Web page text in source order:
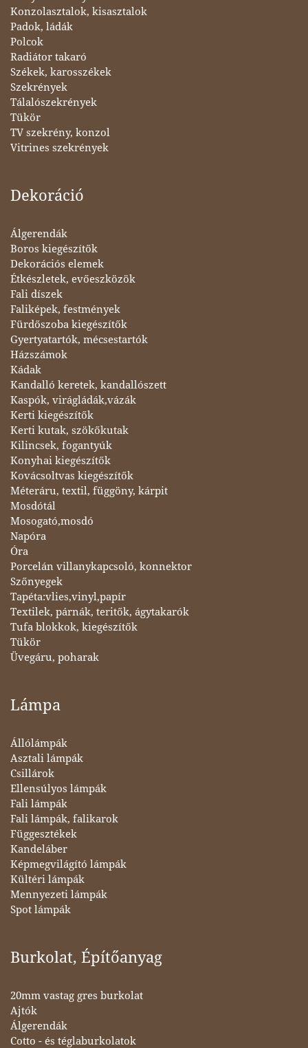
Konzolasztalok, kisasztalok
Padok, ládák
Polcok
Radiátor takaró
Székek, karosszékek
Szekrények
Tálalószekrények
Tükör
TV szekrény, konzol
Vitrines szekrények
Dekoráció
Álgerendák
Boros kiegészítők
Dekorációs elemek
Étkészletek, evőeszközök
Fali díszek
Faliképek, festmények
Fürdőszoba kiegészítők
Gyertyatartók, mécsestartók
Házszámok
Kádak
Kandalló keretek, kandallószett
Kaspók, virágládák,vázák
Kerti kiegészítők
Kerti kutak, szökőkutak
Kilincsek, fogantyúk
Konyhai kiegészítők
Kovácsoltvas kiegészítők
Méteráru, textil, függöny, kárpit
Mosdótál
Mosogató,mosdó
Napóra
Óra
Porcelán villanykapcsoló, konnektor
Szőnyegek
Tapéta:vlies,vinyl,papír
Textilek, párnák, teritők, ágytakarók
Tufa blokkok, kiegészítők
Tükör
Üvegáru, poharak
Lámpa
Állólámpák
Asztali lámpák
Csillárok
Ellensúlyos lámpák
Fali lámpák
Fali lámpák, falikarok
Függesztékek
Kandeláber
Képmegvilágító lámpák
Kültéri lámpák
Mennyezeti lámpák
Spot lámpák
Burkolat, Építőanyag
20mm vastag gres burkolat
Ajtók
Álgerendák
Cotto - és téglaburkolatok